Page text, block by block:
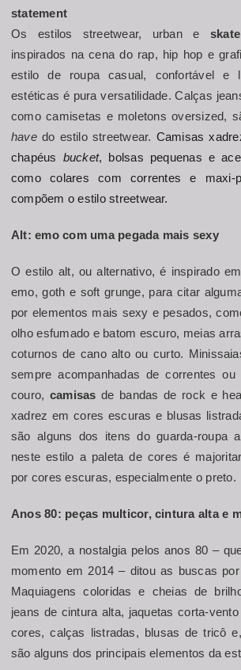
statement
Os estilos streetwear, urban e
inspirados na cena do rap, hip hop e
estilo de roupa casual, confortável e
estéticas é pura versatilidade. Calças
como camisetas e moletons oversized,
have do estilo streetwear. Camisas
chapéus bucket, bolsas pequenas e
como colares com correntes e maxi-
compõem o estilo streetwear.
Alt: emo com uma pegada mais sexy
O estilo alt, ou alternativo, é inspirado
emo, goth e soft grunge, para citar
por elementos mais sexy e pesados,
olho esfumado e batom escuro, meias
coturnos de cano alto ou curto.
sempre acompanhadas de correntes
couro, camisas de bandas de rock e
xadrez em cores escuras e blusas
são alguns dos itens do guarda-roupa
neste estilo a paleta de cores é
por cores escuras, especialmente o preto.
Anos 80: peças multicor, cintura alta e
Em 2020, a nostalgia pelos anos 80 –
momento em 2014 – ditou as buscas
Maquiagens coloridas e cheias de
jeans de cintura alta, jaquetas corta-
cores, calças listradas, blusas de tricô
são alguns dos principais elementos da